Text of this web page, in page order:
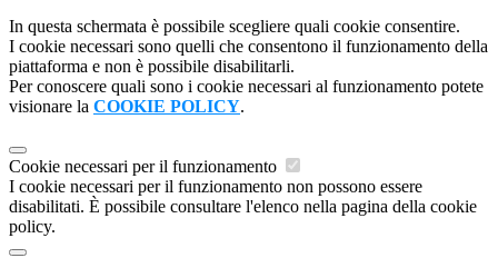
In questa schermata è possibile scegliere quali cookie consentire.
I cookie necessari sono quelli che consentono il funzionamento della
piattaforma e non è possibile disabilitarli.
Per conoscere quali sono i cookie necessari al funzionamento potete
visionare la COOKIE POLICY.
Cookie necessari per il funzionamento
I cookie necessari per il funzionamento non possono essere
disabilitati. È possibile consultare l'elenco nella pagina della cookie
policy.